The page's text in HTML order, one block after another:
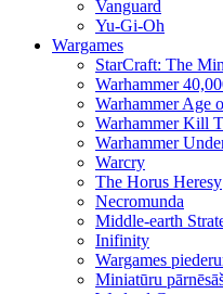
Vanguard
Yu-Gi-Oh
Wargames
StarCraft: The
Warhammer
Warhammer Age
Warhammer Kill
Warhammer
Warcry
The Horus Heresy
Necromunda
Middle-earth
Inifinity
Wargames
Miniatūru